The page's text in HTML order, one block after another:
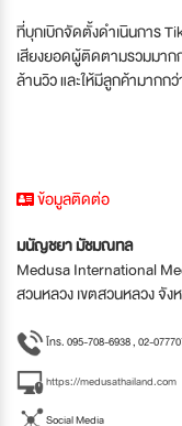
ที่บุกเบิกจัดตั้งดำเนินการ
เสียงยอดผู้ติดตามรวมมา
ล้านวิว และให้มีลูกค้ามาก
ข้อมูลติดต่อ
มนัญชยา มัชมณทล
Medusa International
สวนหลวง เขตสวนหลวง จั
โทร. 095-708-6938 , 02-
https://medusathailand.com
Social Media